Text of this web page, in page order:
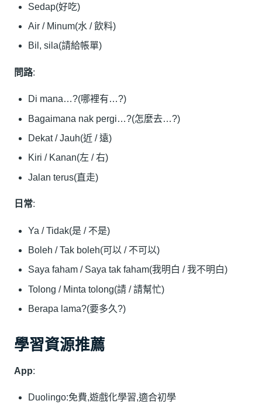
Sedap(好吃)
Air / Minum(水 / 飲料)
Bil, sila(請給帳單)
問路:
Di mana…?(哪裡有…?)
Bagaimana nak pergi…?(怎麼去…?)
Dekat / Jauh(近 / 遠)
Kiri / Kanan(左 / 右)
Jalan terus(直走)
日常:
Ya / Tidak(是 / 不是)
Boleh / Tak boleh(可以 / 不可以)
Saya faham / Saya tak faham(我明白 / 我不明白)
Tolong / Minta tolong(請 / 請幫忙)
Berapa lama?(要多久?)
學習資源推薦
App:
Duolingo:免費,遊戲化學習,適合初學